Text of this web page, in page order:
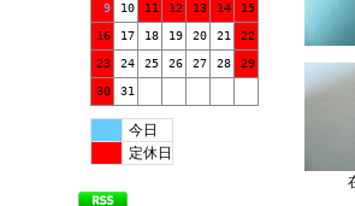
9 10 11 12 13 14 15
16 17 18 19 20 21 22
23 24 25 26 27 28 29
30 31
今日
定休日